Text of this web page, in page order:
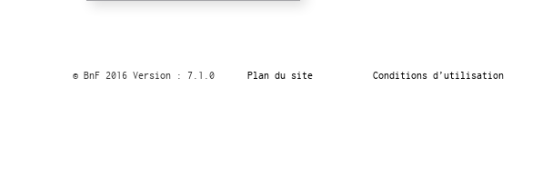
© BnF 2016 Version : 7.1.0 Plan du site Conditions d’utilisation